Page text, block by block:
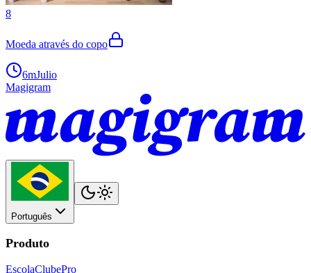
8
Moeda através do copo
6mJulio
Magigram
Português
Produto
EscolaClubePro